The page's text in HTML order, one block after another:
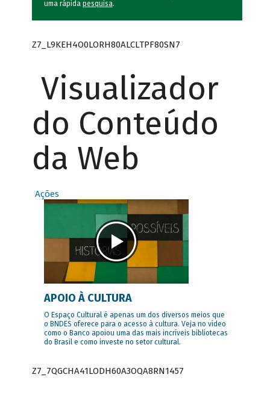
uma rápida pesquisa.
Z7_L9KEH4O0LORH80ALCLTPF80SN7
Visualizador
do Conteúdo
da Web
Ações
APOIO À CULTURA
O Espaço Cultural é apenas um dos diversos meios que
o BNDES oferece para o acesso à cultura. Veja no vídeo
como o Banco apoiou uma das mais incríveis bibliotecas
do Brasil e como investe no setor cultural.
Z7_7QGCHA41LODH60A3OQA8RN1457